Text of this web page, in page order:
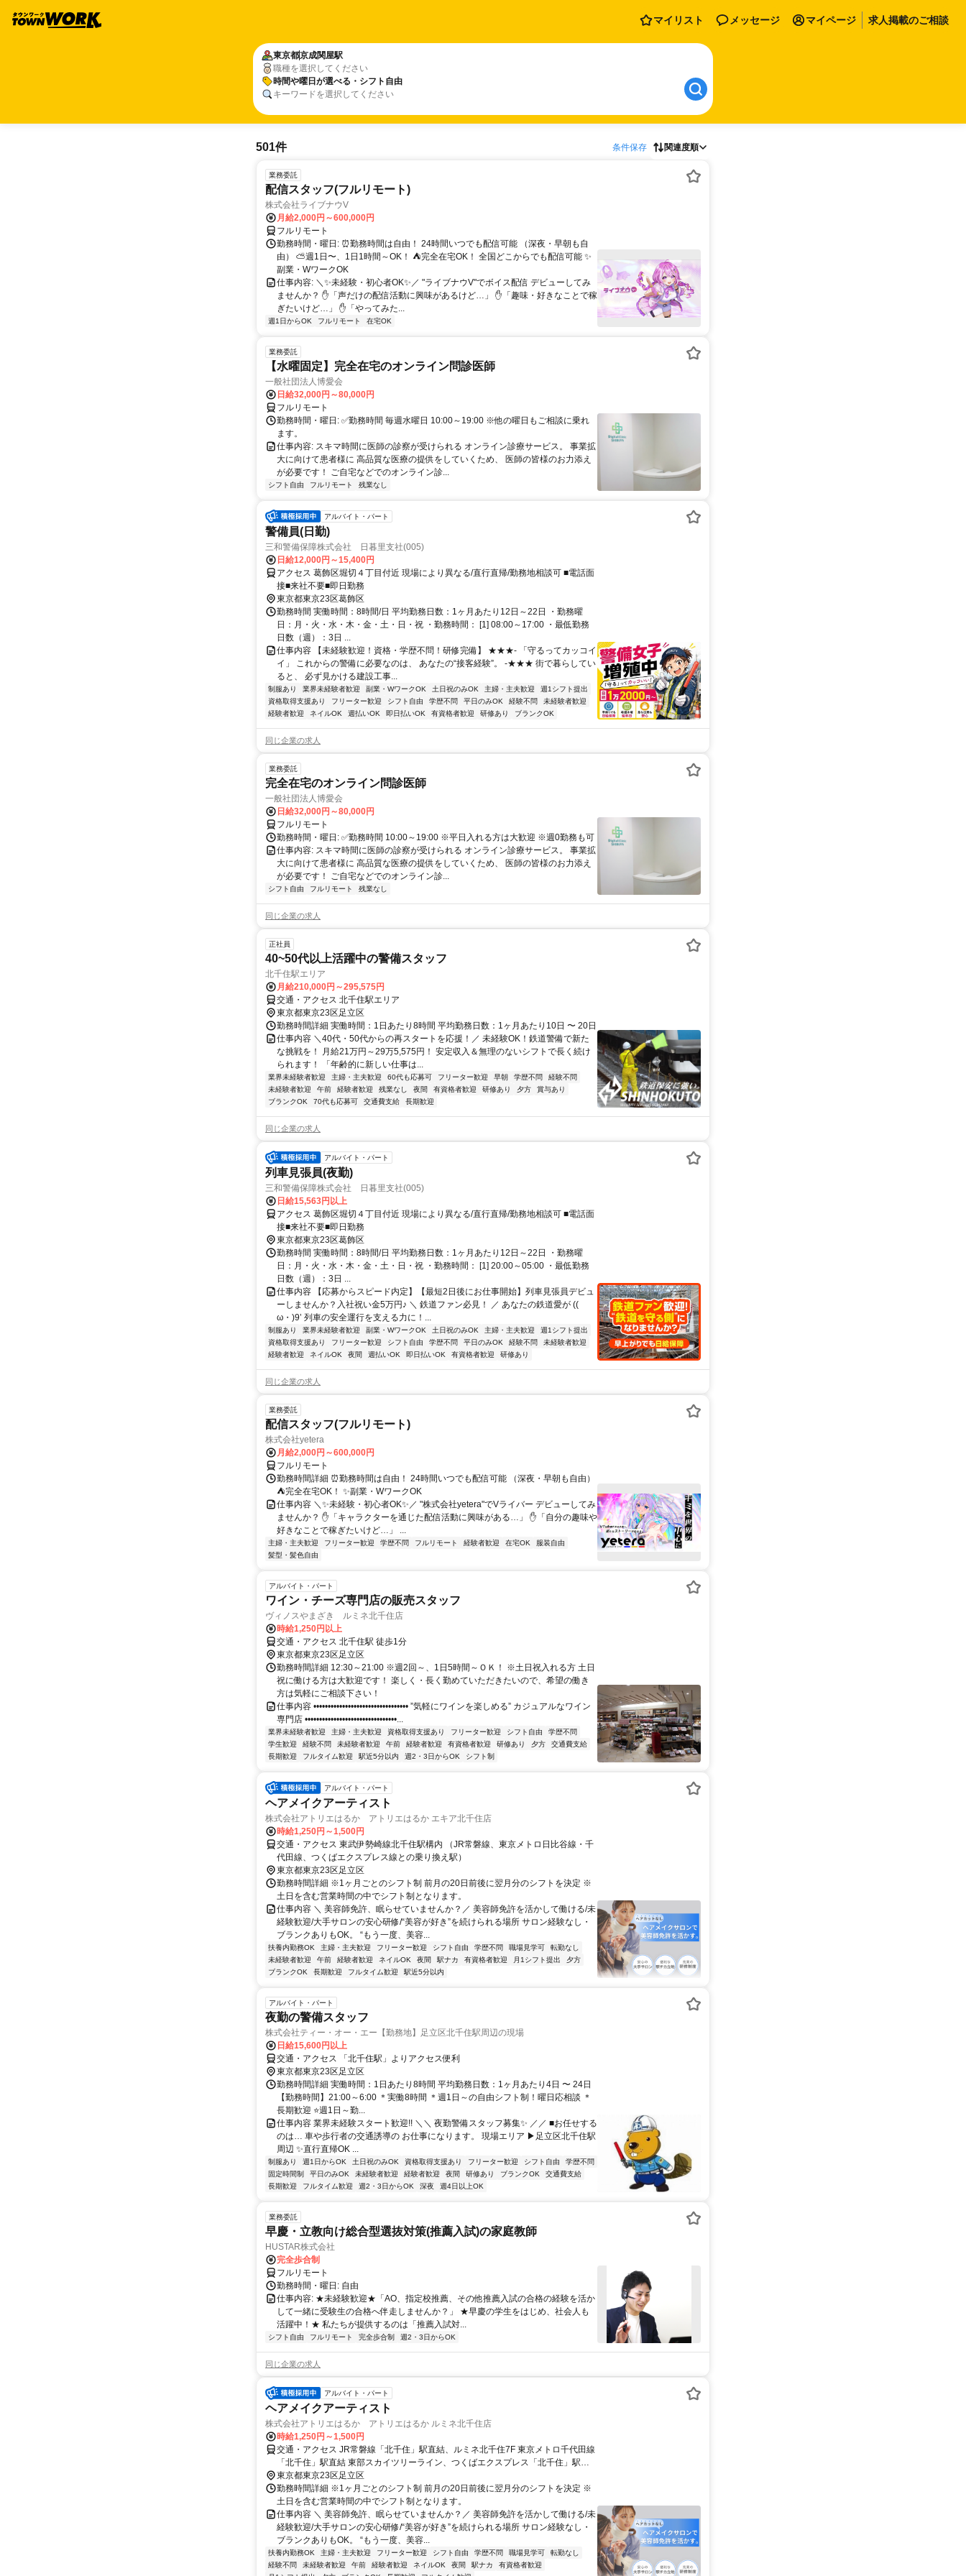
マイリスト メッセージ マイページ 求人掲載のご相談
東京都京成関屋駅
職種を選択してください
時間や曜日が選べる・シフト自由
キーワードを選択してください
501件 条件保存 関連度順
業務委託
配信スタッフ(フルリモート)
株式会社ライブナウV
月給2,000円～600,000円
フルリモート
勤務時間・曜日: ⏰勤務時間は自由！ 24時間いつでも配信可能 （深夜・早朝も自
由） ⛅週1日〜、1日1時間～OK！ ⛺完全在宅OK！ 全国どこからでも配信可能 ✨
副業・WワークOK
仕事内容: ＼✨未経験・初心者OK✨／ "ライブナウV"でボイス配信 デビューしてみ
ませんか？ ✋「声だけの配信活動に興味があるけど…」 ✋「趣味・好きなことで稼
ぎたいけど…」 ✋「やってみた...
週1日からOK フルリモート 在宅OK
業務委託
【水曜固定】完全在宅のオンライン問診医師
一般社団法人博愛会
日給32,000円～80,000円
フルリモート
勤務時間・曜日: ✅勤務時間 毎週水曜日 10:00～19:00 ※他の曜日もご相談に乗れ
ます。
仕事内容: スキマ時間に医師の診察が受けられる オンライン診療サービス。 事業拡
大に向けて患者様に 高品質な医療の提供をしていくため、 医師の皆様のお力添え
が必要です！ ご自宅などでのオンライン診...
シフト自由 フルリモート 残業なし
アルバイト・パート
警備員(日勤)
三和警備保障株式会社 日暮里支社(005)
日給12,000円～15,400円
アクセス 葛飾区堀切４丁目付近 現場により異なる/直行直帰/勤務地相談可 ■電話面
接■来社不要■即日勤務
東京都東京23区葛飾区
勤務時間 実働時間：8時間/日 平均勤務日数：1ヶ月あたり12日～22日 ・勤務曜
日：月・火・水・木・金・土・日・祝 ・勤務時間： [1] 08:00～17:00 ・最低勤務
日数（週）：3日 ...
仕事内容 【未経験歓迎！資格・学歴不問！研修完備】 ★★★- 「守るってカッコイ
イ」 これからの警備に必要なのは、 あなたの“接客経験”。 -★★★ 街で暮らしてい
ると、 必ず見かける建設工事...
制服あり 業界未経験者歓迎 副業・WワークOK 土日祝のみOK 主婦・主夫歓迎
週1シフト提出
資格取得支援あり
フリーター歓迎 シフト自由 学歴不問 平日のみOK 経験不問
未経験者歓迎
経験者歓迎
ネイルOK 週払いOK 即日払いOK 有資格者歓迎 研修あり ブランクOK
同じ企業の求人
業務委託
完全在宅のオンライン問診医師
一般社団法人博愛会
日給32,000円～80,000円
フルリモート
勤務時間・曜日: ✅勤務時間 10:00～19:00 ※平日入れる方は大歓迎 ※週0勤務も可
仕事内容: スキマ時間に医師の診察が受けられる オンライン診療サービス。 事業拡
大に向けて患者様に 高品質な医療の提供をしていくため、 医師の皆様のお力添え
が必要です！ ご自宅などでのオンライン診...
シフト自由 フルリモート 残業なし
同じ企業の求人
正社員
40~50代以上活躍中の警備スタッフ
北千住駅エリア
月給210,000円～295,575円
交通・アクセス 北千住駅エリア
東京都東京23区足立区
勤務時間詳細 実働時間：1日あたり8時間 平均勤務日数：1ヶ月あたり10日 〜 20日
仕事内容 ＼40代・50代からの再スタートを応援！／ 未経験OK！鉄道警備で新た
な挑戦を！ 月給21万円～29万5,575円！ 安定収入＆無理のないシフトで長く続け
られます！ 「年齢的に新しい仕事は...
業界未経験者歓迎 主婦・主夫歓迎 60代も応募可 フリーター歓迎 早朝 学歴不問
経験不問
未経験者歓迎
午前 経験者歓迎 残業なし 夜間 有資格者歓迎 研修あり 夕方
賞与あり
ブランクOK
70代も応募可 交通費支給 長期歓迎
同じ企業の求人
アルバイト・パート
列車見張員(夜勤)
三和警備保障株式会社 日暮里支社(005)
日給15,563円以上
アクセス 葛飾区堀切４丁目付近 現場により異なる/直行直帰/勤務地相談可 ■電話面
接■来社不要■即日勤務
東京都東京23区葛飾区
勤務時間 実働時間：8時間/日 平均勤務日数：1ヶ月あたり12日～22日 ・勤務曜
日：月・火・水・木・金・土・日・祝 ・勤務時間： [1] 20:00～05:00 ・最低勤務
日数（週）：3日 ...
仕事内容 【応募からスピード内定】【最短2日後にお仕事開始】列車見張員デビュ
ーしませんか？入社祝い金5万円♪ ＼ 鉄道ファン必見！ ／ あなたの鉄道愛が ((ゝ
ω・)9’ 列車の安全運行を支える力に！...
制服あり 業界未経験者歓迎 副業・WワークOK 土日祝のみOK 主婦・主夫歓迎
週1シフト提出
資格取得支援あり
フリーター歓迎 シフト自由 学歴不問 平日のみOK 経験不問
未経験者歓迎
経験者歓迎
ネイルOK 夜間 週払いOK 即日払いOK 有資格者歓迎 研修あり
同じ企業の求人
業務委託
配信スタッフ(フルリモート)
株式会社yetera
月給2,000円～600,000円
フルリモート
勤務時間詳細 ⏰勤務時間は自由！ 24時間いつでも配信可能 （深夜・早朝も自由）
⛺完全在宅OK！ ✨副業・WワークOK
仕事内容 ＼✨未経験・初心者OK✨／ "株式会社yetera"でVライバー デビューしてみ
ませんか？ ✋「キャラクターを通じた配信活動に興味がある…」 ✋「自分の趣味や
好きなことで稼ぎたいけど…」 ...
主婦・主夫歓迎 フリーター歓迎 学歴不問 フルリモート 経験者歓迎 在宅OK
服装自由
髪型・髪色自由
アルバイト・パート
ワイン・チーズ専門店の販売スタッフ
ヴィノスやまざき ルミネ北千住店
時給1,250円以上
交通・アクセス 北千住駅 徒歩1分
東京都東京23区足立区
勤務時間詳細 12:30～21:00 ※週2回～、1日5時間～ＯＫ！ ※土日祝入れる方 土日
祝に働ける方は大歓迎です！ 楽しく・長く勤めていただきたいので、希望の働き
方は気軽にご相談下さい！
仕事内容 ••••••••••••••••••••••••••••••••• ”気軽にワインを楽しめる” カジュアルなワイン
専門店 ••••••••••••••••••••••••••••••••...
業界未経験者歓迎 主婦・主夫歓迎 資格取得支援あり フリーター歓迎 シフト自由
学歴不問
学生歓迎
経験不問 未経験者歓迎 午前 経験者歓迎 有資格者歓迎 研修あり 夕方
交通費支給
長期歓迎
フルタイム歓迎 駅近5分以内 週2・3日からOK シフト制
アルバイト・パート
ヘアメイクアーティスト
株式会社アトリエはるか アトリエはるか エキア北千住店
時給1,250円～1,500円
交通・アクセス 東武伊勢崎線北千住駅構内 （JR常磐線、東京メトロ日比谷線・千
代田線、つくばエクスプレス線との乗り換え駅）
東京都東京23区足立区
勤務時間詳細 ※1ヶ月ごとのシフト制 前月の20日前後に翌月分のシフトを決定 ※
土日を含む営業時間の中でシフト制となります。
仕事内容 ＼ 美容師免許、眠らせていませんか？／ 美容師免許を活かして働ける/未
経験歓迎/大手サロンの安心研修/“美容が好き”を続けられる場所 サロン経験なし・
ブランクありもOK。 “もう一度、美容...
扶養内勤務OK 主婦・主夫歓迎 フリーター歓迎 シフト自由 学歴不問 職場見学可
転勤なし
未経験者歓迎
午前 経験者歓迎 ネイルOK 夜間 駅ナカ 有資格者歓迎 月1シフト提出
夕方
ブランクOK
長期歓迎 フルタイム歓迎 駅近5分以内
アルバイト・パート
夜勤の警備スタッフ
株式会社ティー・オー・エー【勤務地】足立区北千住駅周辺の現場
日給15,600円以上
交通・アクセス 「北千住駅」よりアクセス便利
東京都東京23区足立区
勤務時間詳細 実働時間：1日あたり8時間 平均勤務日数：1ヶ月あたり4日 〜 24日
【勤務時間】21:00～6:00 ＊実働8時間 ＊週1日～の自由シフト制！曜日応相談 ＊
長期歓迎 ⭐週1日～勤...
仕事内容 業界未経験スタート歓迎!! ＼＼ 夜勤警備スタッフ募集✨ ／／ ■お任せする
のは… 車や歩行者の交通誘導の お仕事になります。 現場エリア ▶足立区北千住駅
周辺 ✨直行直帰OK ...
制服あり 週1日からOK 土日祝のみOK 資格取得支援あり フリーター歓迎 シフト自由
学歴不問
固定時間制
平日のみOK 未経験者歓迎 経験者歓迎 夜間 研修あり ブランクOK
交通費支給
長期歓迎
フルタイム歓迎 週2・3日からOK 深夜 週4日以上OK
業務委託
早慶・立教向け総合型選抜対策(推薦入試)の家庭教師
HUSTAR株式会社
完全歩合制
フルリモート
勤務時間・曜日: 自由
仕事内容: ★未経験歓迎★「AO、指定校推薦、その他推薦入試の合格の経験を活か
して一緒に受験生の合格へ伴走しませんか？」 ★早慶の学生をはじめ、社会人も
活躍中！★ 私たちが提供するのは「推薦入試対...
シフト自由 フルリモート 完全歩合制 週2・3日からOK
同じ企業の求人
アルバイト・パート
ヘアメイクアーティスト
株式会社アトリエはるか アトリエはるか ルミネ北千住店
時給1,250円～1,500円
交通・アクセス JR常磐線「北千住」駅直結、ルミネ北千住7F 東京メトロ千代田線
「北千住」駅直結 東部スカイツリーライン、つくばエクスプレス「北千住」駅徒
歩1分
東京都東京23区足立区
勤務時間詳細 ※1ヶ月ごとのシフト制 前月の20日前後に翌月分のシフトを決定 ※
土日を含む営業時間の中でシフト制となります。
仕事内容 ＼ 美容師免許、眠らせていませんか？／ 美容師免許を活かして働ける/未
経験歓迎/大手サロンの安心研修/“美容が好き”を続けられる場所 サロン経験なし・
ブランクありもOK。 “もう一度、美容...
扶養内勤務OK 主婦・主夫歓迎 フリーター歓迎 シフト自由 学歴不問 職場見学可
転勤なし
経験不問
未経験者歓迎 午前 経験者歓迎 ネイルOK 夜間 駅ナカ
有資格者歓迎